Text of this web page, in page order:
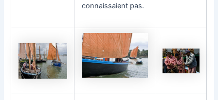
connaissaient pas.